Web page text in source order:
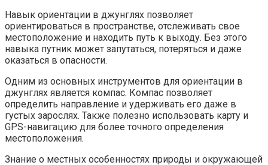
Навык ориентации в джунглях позволяет
ориентироваться в пространстве, отслеживать свое
местоположение и находить путь к выходу. Без этого
навыка путник может запутаться, потеряться и даже
оказаться в опасности.
Одним из основных инструментов для ориентации в
джунглях является компас. Компас позволяет
определить направление и удерживать его даже в
густых зарослях. Также полезно использовать карту и
GPS-навигацию для более точного определения
местоположения.
Знание о местных особенностях природы и окружающей